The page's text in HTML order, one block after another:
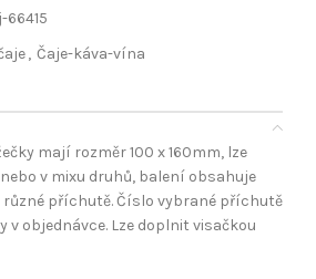
66415
, Čaje-káva-vína
mají rozměr 100 x 160mm, lze
v mixu druhů, balení obsahuje
různé příchutě. Číslo vybrané příchutě
v objednávce. Lze doplnit visačkou